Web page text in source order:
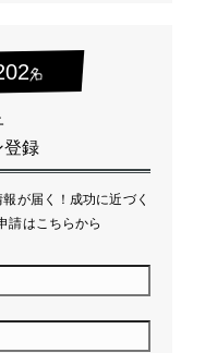
登録
が届く！成功に近づく
請はこちらから